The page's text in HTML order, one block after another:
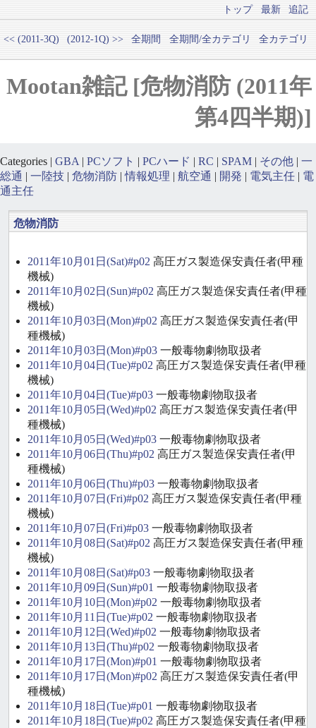
トップ 最新 追記
<< (2011-3Q) (2012-1Q) >> 全期間 全期間/全カテゴリ 全カテゴリ
Mootan雑記 [危物消防 (2011年
第4四半期)]
Categories | GBA | PCソフト | PCハード | RC | SPAM | その他 | 一
総通 | 一陸技 | 危物消防 |情報処理 | 航空通 | 開発 | 電気主任 | 電
通主任
危物消防
2011年10月01日(Sat)#p02 高圧ガス製造保安責任者(甲種
機械)
2011年10月02日(Sun)#p02 高圧ガス製造保安責任者(甲種
機械)
2011年10月03日(Mon)#p02 高圧ガス製造保安責任者(甲
種機械)
2011年10月03日(Mon)#p03 一般毒物劇物取扱者
2011年10月04日(Tue)#p02 高圧ガス製造保安責任者(甲種
機械)
2011年10月04日(Tue)#p03 一般毒物劇物取扱者
2011年10月05日(Wed)#p02 高圧ガス製造保安責任者(甲
種機械)
2011年10月05日(Wed)#p03 一般毒物劇物取扱者
2011年10月06日(Thu)#p02 高圧ガス製造保安責任者(甲
種機械)
2011年10月06日(Thu)#p03 一般毒物劇物取扱者
2011年10月07日(Fri)#p02 高圧ガス製造保安責任者(甲種
機械)
2011年10月07日(Fri)#p03 一般毒物劇物取扱者
2011年10月08日(Sat)#p02 高圧ガス製造保安責任者(甲種
機械)
2011年10月08日(Sat)#p03 一般毒物劇物取扱者
2011年10月09日(Sun)#p01 一般毒物劇物取扱者
2011年10月10日(Mon)#p02 一般毒物劇物取扱者
2011年10月11日(Tue)#p02 一般毒物劇物取扱者
2011年10月12日(Wed)#p02 一般毒物劇物取扱者
2011年10月13日(Thu)#p02 一般毒物劇物取扱者
2011年10月17日(Mon)#p01 一般毒物劇物取扱者
2011年10月17日(Mon)#p02 高圧ガス製造保安責任者(甲
種機械)
2011年10月18日(Tue)#p01 一般毒物劇物取扱者
2011年10月18日(Tue)#p02 高圧ガス製造保安責任者(甲種